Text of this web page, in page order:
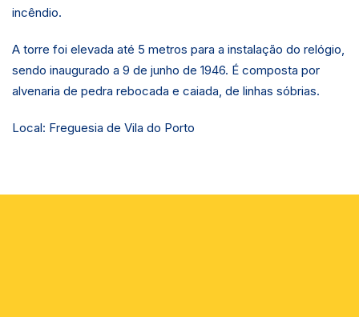
incêndio.
A torre foi elevada até 5 metros para a instalação do relógio,
sendo inaugurado a 9 de junho de 1946. É composta por
alvenaria de pedra rebocada e caiada, de linhas sóbrias.
Local: Freguesia de Vila do Porto